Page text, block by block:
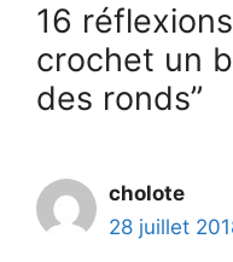
16
crochet un
des ronds”
cholote
28 juillet